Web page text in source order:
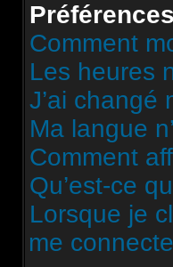
Comment
Les heures
J’ai changé
Ma langue
Comment
Qu’est-ce
Lorsque je
me